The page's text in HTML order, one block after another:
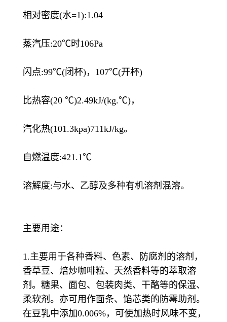
相对密度(水=1):1.04
蒸汽压:20℃时106Pa
闪点:99℃(闭杯)，107℃(开杯)
比热容(20 ℃)2.49kJ/(kg.℃)，
汽化热(101.3kpa)711kJ/kg。
自燃温度:421.1℃
溶解度:与水、乙醇及多种有机溶剂混溶。
主要用途：
1.主要用于各种香料、色素、防腐剂的溶剂，
香草豆、焙炒咖啡粒、天然香料等的萃取溶
剂。糖果、面包、包装肉类、干酪等的保湿、
柔软剂。亦可用作面条、馅芯类的防霉助剂。
在豆乳中添加0.006%，可使加热时风味不变，